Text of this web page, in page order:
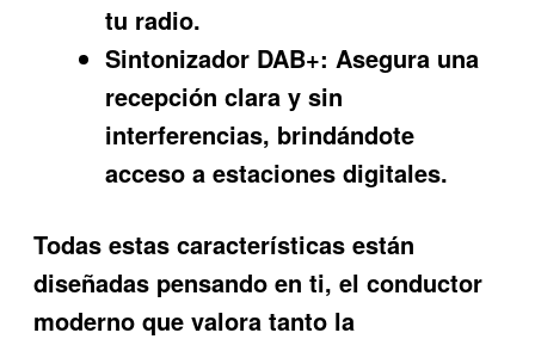
tu radio.
Sintonizador DAB+: Asegura una
recepción clara y sin
interferencias, brindándote
acceso a estaciones digitales.
Todas estas características están
diseñadas pensando en ti, el conductor
moderno que valora tanto la